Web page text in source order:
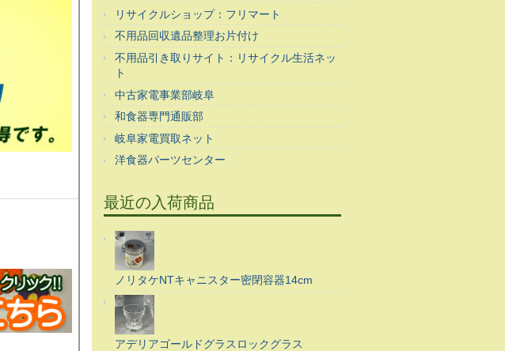
リサイクルショップ：フリマート
不用品回収遺品整理お片付け
不用品引き取りサイト：リサイクル生活ネッ
ト
中古家電事業部岐阜
和食器専門通販部
岐阜家電買取ネット
洋食器パーツセンター
最近の入荷商品
ノリタケNTキャニスター密閉容器14cm
アデリアゴールドグラスロックグラス